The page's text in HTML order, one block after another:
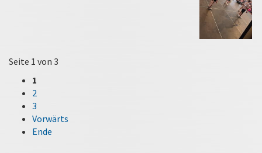
Seite 1 von 3
1
2
3
Vorwärts
Ende